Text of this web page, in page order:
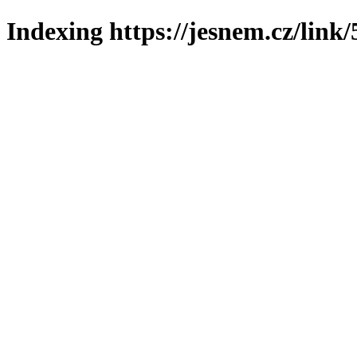
Indexing https://jesnem.cz/link/